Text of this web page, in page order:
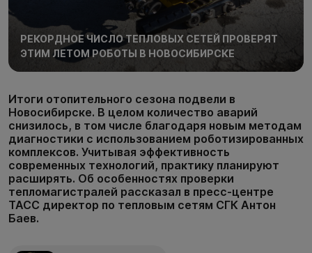
РЕКОРДНОЕ ЧИСЛО ТЕПЛОВЫХ СЕТЕЙ ПРОВЕРЯТ
ЭТИМ ЛЕТОМ РОБОТЫ В НОВОСИБИРСКЕ
Итоги отопительного сезона подвели в
Новосибирске. В целом количество аварий
снизилось, в том числе благодаря новым методам
диагностики с использованием роботизированных
комплексов. Учитывая эффективность
современных технологий, практику планируют
расширять. Об особенностях проверки
тепломагистралей рассказал в пресс-центре
ТАСС директор по тепловым сетям СГК Антон
Баев.